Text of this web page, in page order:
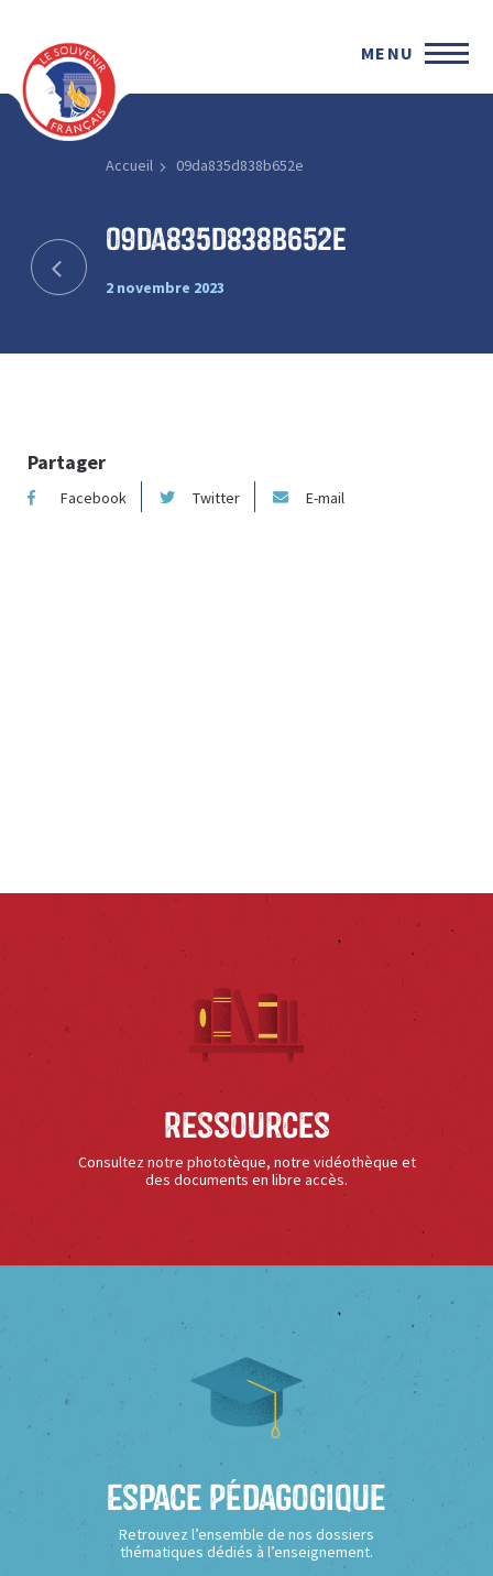
MENU
Accueil 09da835d838b652e
09da835d838b652e
2 novembre 2023
Partager
Facebook Twitter E-mail
Ressources
Consultez notre phototèque, notre vidéothèque et
des documents en libre accès.
Espace Pédagogique
Retrouvez l’ensemble de nos dossiers
thématiques dédiés à l’enseignement.